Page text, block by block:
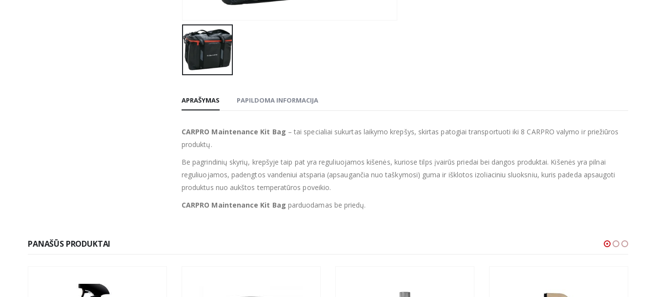
APRAŠYMAS PAPILDOMA INFORMACIJA
CARPRO Maintenance Kit Bag – tai specialiai sukurtas laikymo krepšys, skirtas patogiai transportuoti iki 8 CARPRO valymo ir priežiūros
produktų.
Be pagrindinių skyrių, krepšyje taip pat yra reguliuojamos kišenės, kuriose tilps įvairūs priedai bei dangos produktai. Kišenės yra pilnai
reguliuojamos, padengtos vandeniui atsparia (apsaugančia nuo taškymosi) guma ir išklotos izoliaciniu sluoksniu, kuris padeda apsaugoti
produktus nuo aukštos temperatūros poveikio.
CARPRO Maintenance Kit Bag parduodamas be priedų.
PANAŠŪS PRODUKTAI